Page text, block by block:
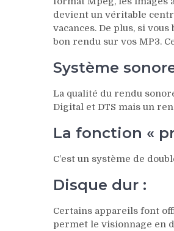
devient un véritable
vacances. De plus, si
bon rendu sur vos MP3.
Système
La qualité du rendu
Digital et DTS mais un
La fonction «
C’est un système de
Disque dur :
Certains appareils font
permet le visionnage en